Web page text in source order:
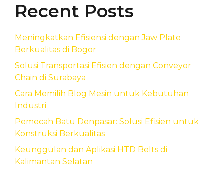
Recent Posts
Meningkatkan Efisiensi dengan Jaw Plate
Berkualitas di Bogor
Solusi Transportasi Efisien dengan Conveyor
Chain di Surabaya
Cara Memilih Blog Mesin untuk Kebutuhan
Industri
Pemecah Batu Denpasar: Solusi Efisien untuk
Konstruksi Berkualitas
Keunggulan dan Aplikasi HTD Belts di
Kalimantan Selatan